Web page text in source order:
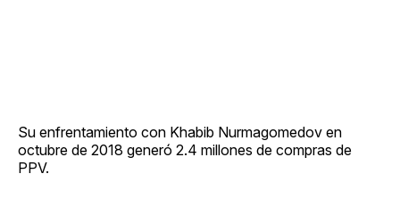
Su enfrentamiento con Khabib Nurmagomedov en
octubre de 2018 generó 2.4 millones de compras de
PPV.